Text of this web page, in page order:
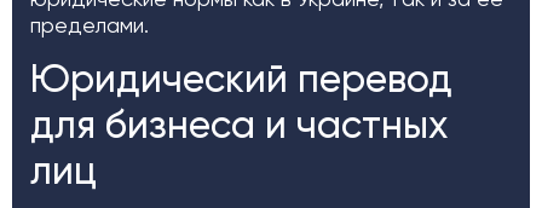
пределами.
Юридический перевод
для бизнеса и частных
лиц